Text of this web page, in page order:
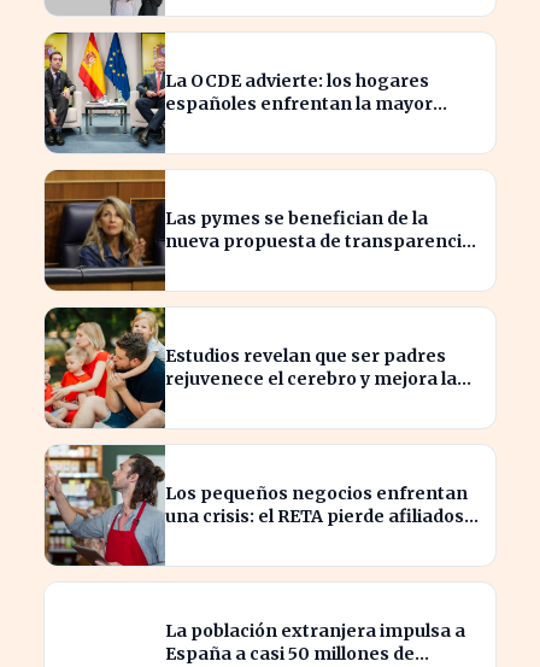
La OCDE advierte: los hogares
españoles enfrentan la mayor
Las pymes se benefician de la
nueva propuesta de transparencia
Estudios revelan que ser padres
rejuvenece el cerebro y mejora la
Los pequeños negocios enfrentan
una crisis: el RETA pierde afiliados
La población extranjera impulsa a
España a casi 50 millones de